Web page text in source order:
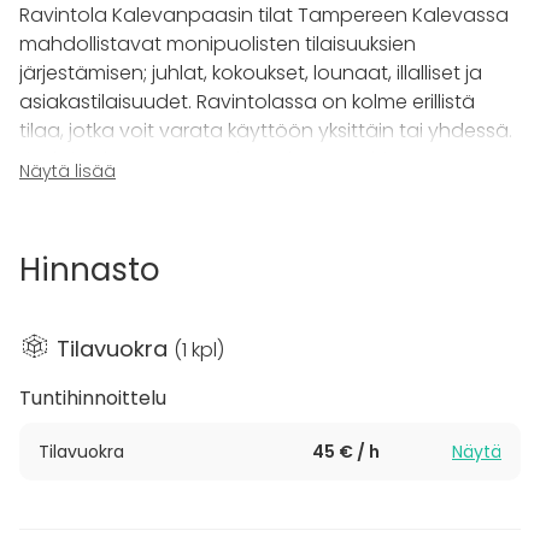
Ravintola Kalevanpaasin tilat Tampereen Kalevassa
mahdollistavat monipuolisten tilaisuuksien
järjestämisen; juhlat, kokoukset, lounaat, illalliset ja
asiakastilaisuudet. Ravintolassa on kolme erillistä
tilaa, jotka voit varata käyttöön yksittäin tai yhdessä.
Lisäksi Kalevanpaasin yhteydessä on hienot
saunatilat, joilla kruunaat tapahtumasi.
niin häät, syntymäpäiväjuhlat, isot kokoukset kuin
Salissa on videotykki ja valkokangas esitysten pitoon,
sekä langaton verkkoyhteys.
Tilaa Kalevanpaasilta herkulliset tarjoilut niin päivä-
Näytä lisää
Hinnasto
Tilavuokra (1 kpl)
Tuntihinnoittelu
Tilavuokra 45 € / h Näytä